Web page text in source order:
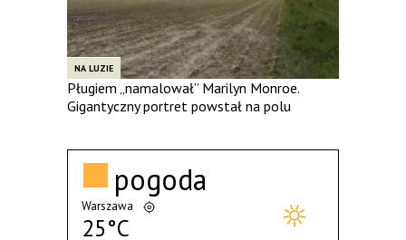
NA LUZIE
Pługiem „namalował” Marilyn Monroe.
Gigantyczny portret powstał na polu
pogoda
Warszawa
25°C